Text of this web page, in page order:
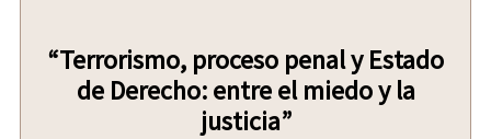
“Terrorismo, proceso penal y Estado
de Derecho: entre el miedo y la
justicia”